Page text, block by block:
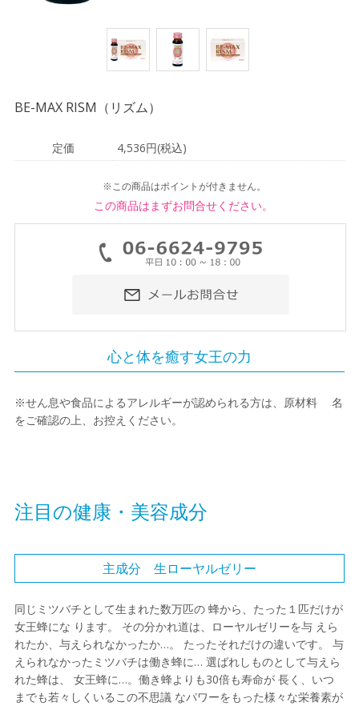
BE-MAX RISM（リズム）
定価 4,536円(税込)
※この商品はポイントが付きません。
この商品はまずお問合せください。
心と体を癒す女王の力
※せん息や食品によるアレルギーが認められる方は、原材料 名
をご確認の上、お控えください。
注目の健康・美容成分
主成分 生ローヤルゼリー
同じミツバチとして生まれた数万匹の 蜂から、たった１匹だけが
女王蜂にな ります。 その分かれ道は、ローヤルゼリーを与 えら
れたか、与えられなかったか…。 たったそれだけの違いです。 与
えられなかったミツバチは働き蜂に… 選ばれしものとして与えら
れた蜂は、 女王蜂に…。働き蜂よりも30倍も寿命が 長く、いつ
までも若々しくいるこの不思議 なパワーをもった様々な栄養素が